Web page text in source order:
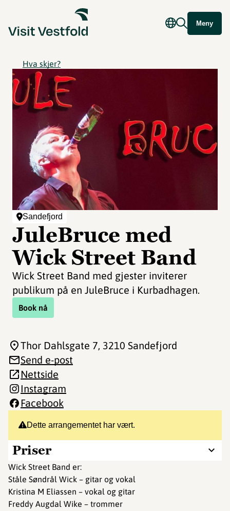
Meny
Hva skjer?
Sandefjord
JuleBruce med
Wick Street Band
Wick Street Band med gjester inviterer
publikum på en JuleBruce i Kurbadhagen.
Book nå
Dette arrangementet har vært.
Priser
Wick Street Band er:
Ståle Søndrål Wick – gitar og vokal
Kristina M Eliassen – vokal og gitar
Freddy Augdal Wike – trommer
Thor Dahlsgate 7, 3210 Sandefjord
Send e-post
Nettside
Instagram
Facebook